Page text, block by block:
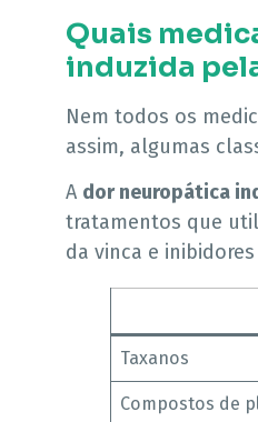
Quais
induzida
Nem todos os
assim, algumas
A dor neuropática
tratamentos que
da vinca e
Taxanos
Compostos de